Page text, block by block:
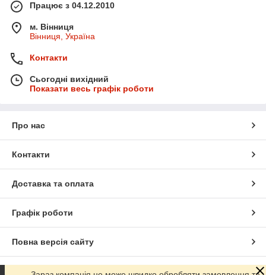
Працює з 04.12.2010
м. Вінниця
Вінниця, Україна
Контакти
Сьогодні вихідний
Показати весь графік роботи
Про нас
Контакти
Доставка та оплата
Графік роботи
Повна версія сайту
Сайт створено на маркетплейсіProm.ua